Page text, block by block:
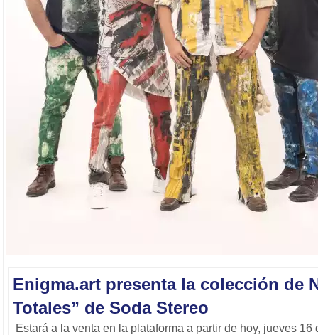
Enigma.art presenta la colección de
Totales” de Soda Stereo
Estará a la venta en la plataforma a partir de hoy, jueves 16